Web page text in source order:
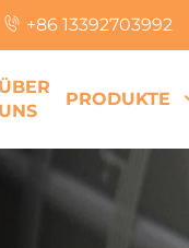
+86 13392703992
ÜBER
UNS
PRODUKTE